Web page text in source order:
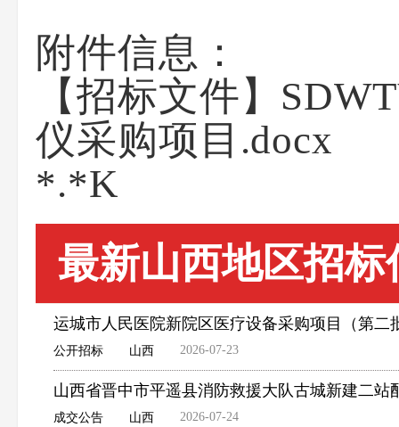
附件信息：
【招标文件】
仪采购项目.docx
*.*K
最新山西地区招标
运城市人民医院新院区医疗设备采购项目（第二
公开招标 山西 2026-07-23
山西省晋中市平遥县消防救援大队古城新建二站
成交公告 山西 2026-07-24